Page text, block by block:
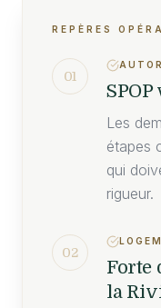
REPÈRES
01
Les
étapes
qui
rigueur.
02
Forte
la